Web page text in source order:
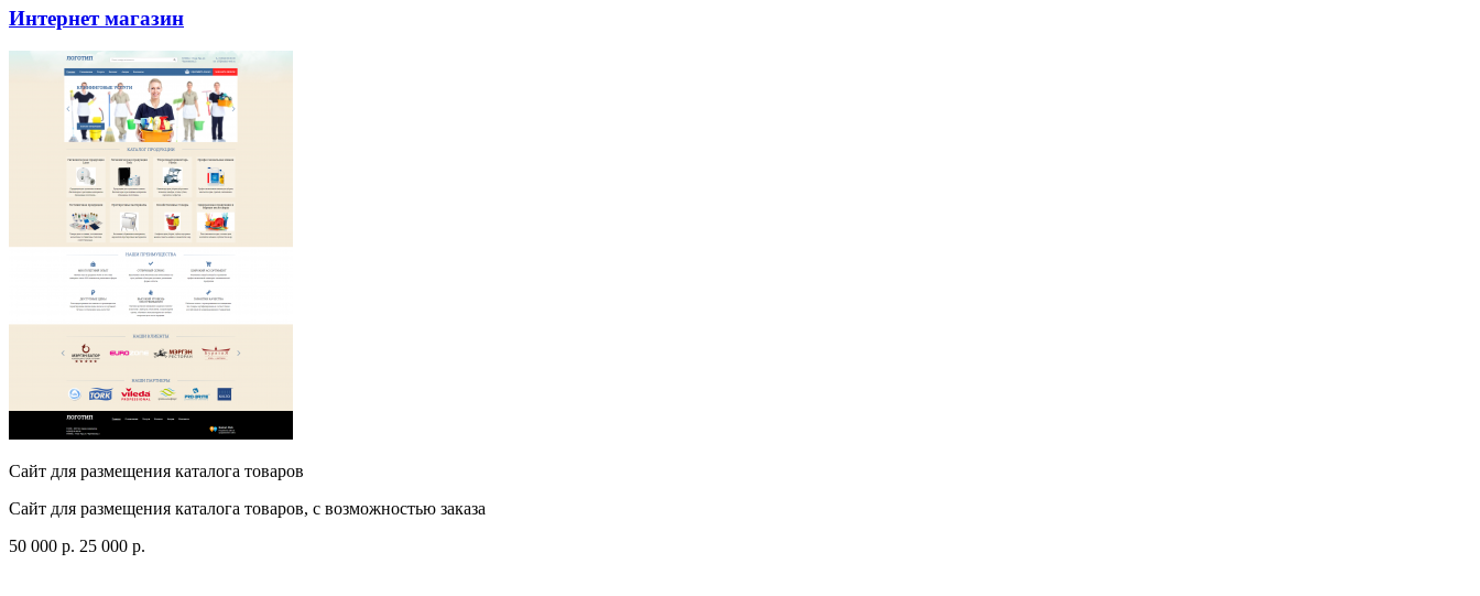
Интернет магазин
Сайт для размещения каталога товаров
Сайт для размещения каталога товаров, с возможностью заказа
50 000 p. 25 000 p.